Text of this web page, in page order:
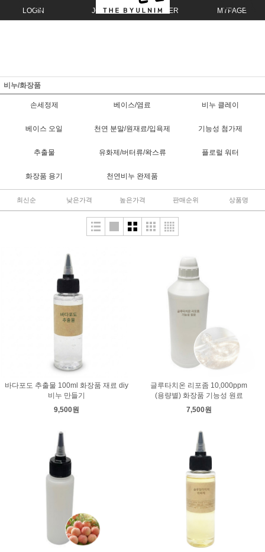
LOGIN JOIN ORDER MYPAGE
비누/화장품
손세정제 베이스/염료 비누 클레이
베이스 오일 천연 분말/원재료/입욕제 기능성 첨가제
추출물 유화제/버터류/왁스류 플로럴 워터
화장품 용기 천연비누 완제품
최신순 낮은가격 높은가격 판매순위 상품명
바다포도 추출물 100ml 화장품 재료 diy
비누 만들기
9,500원
글루타치온 리포좀 10,000ppm
(용량별) 화장품 기능성 원료
7,500원